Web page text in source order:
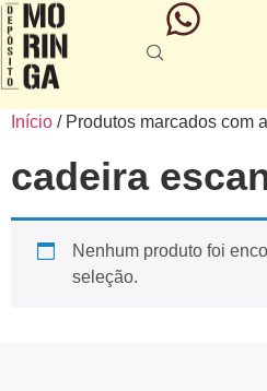
Início / Produtos marcados com
cadeira
Nenhum produto foi
seleção.